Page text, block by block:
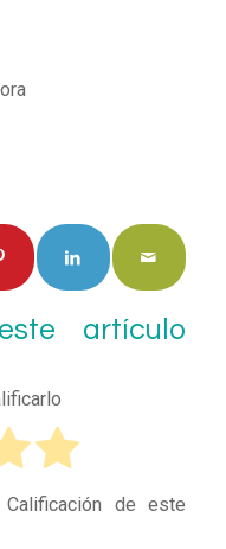
artículo
de este